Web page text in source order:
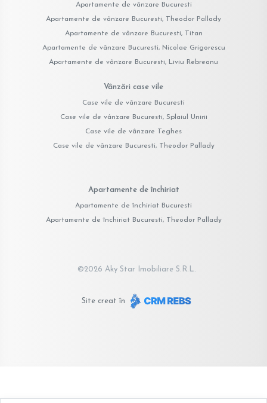
Apartamente de vânzare Bucuresti
Apartamente de vânzare Bucuresti, Theodor Pallady
Apartamente de vânzare Bucuresti, Titan
Apartamente de vânzare Bucuresti, Nicolae Grigorescu
Apartamente de vânzare Bucuresti, Liviu Rebreanu
Vânzări case vile
Case vile de vânzare Bucuresti
Case vile de vânzare Bucuresti, Splaiul Unirii
Case vile de vânzare Teghes
Case vile de vânzare Bucuresti, Theodor Pallady
Apartamente de închiriat
Apartamente de închiriat Bucuresti
Apartamente de închiriat Bucuresti, Theodor Pallady
©2026 Aky Star Imobiliare S.R.L.
Site creat în